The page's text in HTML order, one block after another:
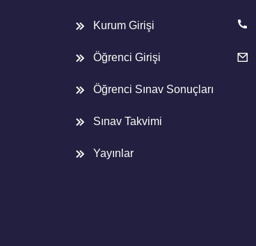
Kurum Girişi
Öğrenci Girişi
Öğrenci Sınav Sonuçları
Sınav Takvimi
Yayınlar